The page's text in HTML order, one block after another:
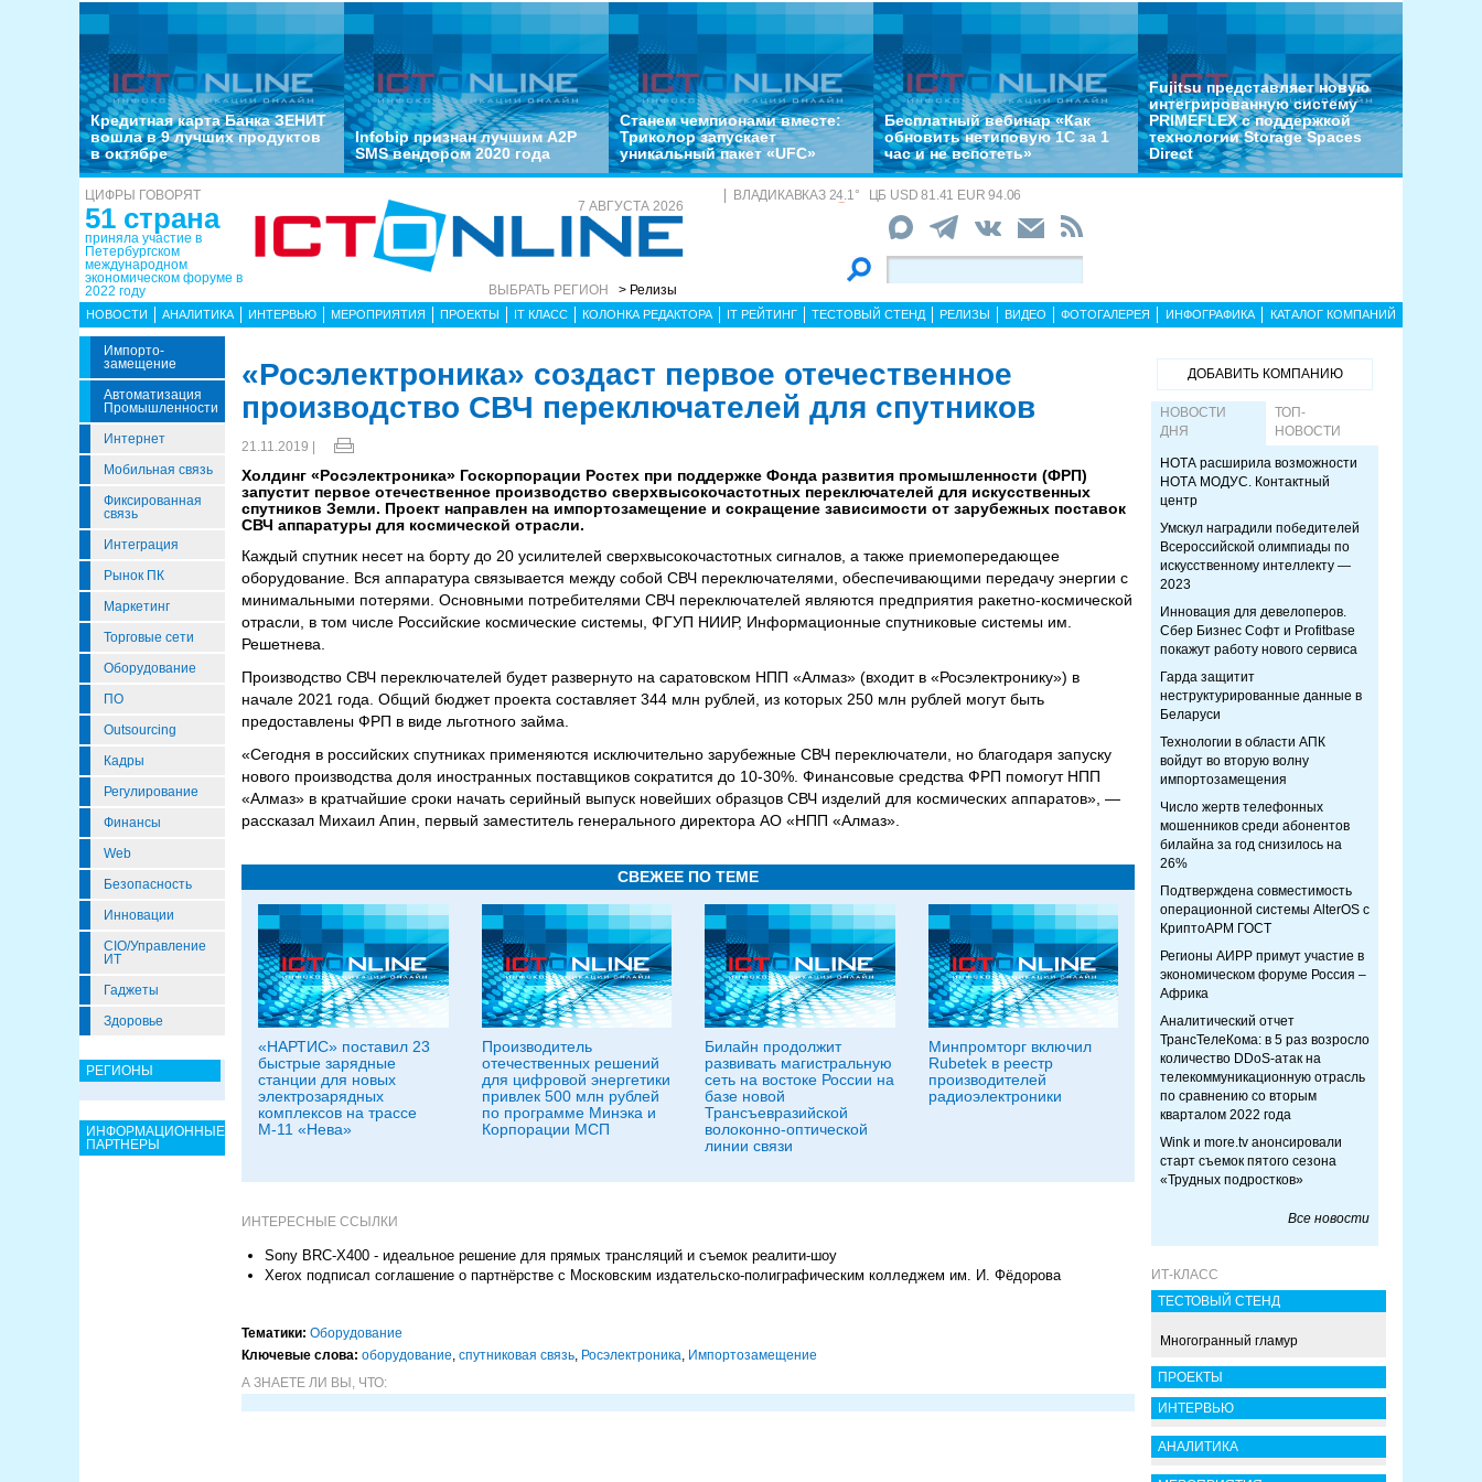
Кредитная карта Банка ЗЕНИТ
вошла в 9 лучших продуктов
в октябре
Infobip признан лучшим A2P
SMS вендором 2020 года
Станем чемпионами вместе:
Триколор запускает
уникальный пакет «UFC»
Бесплатный вебинар «Как
обновить нетиповую 1С за 1
час и не вспотеть»
Fujitsu представляет новую
интегрированную систему
PRIMEFLEX с поддержкой
технологии Storage Spaces
Direct
ЦИФРЫ ГОВОРЯТ
51 страна
приняла участие в
Петербургском
международном
экономическом форуме в
2022 году
7 АВГУСТА 2026
ВЫБРАТЬ РЕГИОН > Релизы
ВЛАДИКАВКАЗ 24.1° ЦБ USD 81.41 EUR 94.06
НОВОСТИ АНАЛИТИКА ИНТЕРВЬЮ МЕРОПРИЯТИЯ ПРОЕКТЫ IT КЛАСС КОЛОНКА РЕДАКТОРА IT РЕЙТИНГ ТЕСТОВЫЙ СТЕНД РЕЛИЗЫ ВИДЕО ФОТОГАЛЕРЕЯ ИНФОГРАФИКА КАТАЛОГ КОМПАНИЙ
Импорто­
Замещение
Автоматизация
Промышленности
Интернет
Мобильная связь
Фиксированная
связь
Интеграция
Рынок ПК
Маркетинг
Торговые сети
Оборудование
ПО
Outsourcing
Кадры
Регулирование
Финансы
Web
Безопасность
Инновации
CIO/Управление
ИТ
Гаджеты
Здоровье
РЕГИОНЫ
ИНФОРМАЦИОННЫЕ
ПАРТНЕРЫ
«Росэлектроника» создаст первое отечественное
производство СВЧ переключателей для спутников
21.11.2019 |
Холдинг «Росэлектроника» Госкорпорации Ростех при поддержке Фонда развития промышленности (ФРП)
запустит первое отечественное производство сверхвысокочастотных переключателей для искусственных
спутников Земли. Проект направлен на импортозамещение и сокращение зависимости от зарубежных поставок
СВЧ аппаратуры для космической отрасли.
Каждый спутник несет на борту до 20 усилителей сверхвысокочастотных сигналов, а также приемопередающее
оборудование. Вся аппаратура связывается между собой СВЧ переключателями, обеспечивающими передачу энергии с
минимальными потерями. Основными потребителями СВЧ переключателей являются предприятия ракетно-космической
отрасли, в том числе Российские космические системы, ФГУП НИИР, Информационные спутниковые системы им.
Решетнева.
Производство СВЧ переключателей будет развернуто на саратовском НПП «Алмаз» (входит в «Росэлектронику») в
начале 2021 года. Общий бюджет проекта составляет 344 млн рублей, из которых 250 млн рублей могут быть
предоставлены ФРП в виде льготного займа.
«Сегодня в российских спутниках применяются исключительно зарубежные СВЧ переключатели, но благодаря запуску
нового производства доля иностранных поставщиков сократится до 10-30%. Финансовые средства ФРП помогут НПП
«Алмаз» в кратчайшие сроки начать серийный выпуск новейших образцов СВЧ изделий для космических аппаратов», —
рассказал Михаил Апин, первый заместитель генерального директора АО «НПП «Алмаз».
СВЕЖЕЕ ПО ТЕМЕ
«НАРТИС» поставил 23
быстрые зарядные
станции для новых
электрозарядных
комплексов на трассе
М-11 «Нева»
Производитель
отечественных решений
для цифровой энергетики
привлек 500 млн рублей
по программе Минэка и
Корпорации МСП
Билайн продолжит
развивать магистральную
сеть на востоке России на
базе новой
Трансъевразийской
волоконно-оптической
линии связи
Минпромторг включил
Rubetek в реестр
производителей
радиоэлектроники
ИНТЕРЕСНЫЕ ССЫЛКИ
Sony BRC-X400 - идеальное решение для прямых трансляций и съемок реалити-шоу
Xerox подписал соглашение о партнёрстве с Московским издательско-полиграфическим колледжем им. И. Фёдорова
Тематики: Оборудование
Ключевые слова: оборудование, спутниковая связь, Росэлектроника, Импорто­замещение
А ЗНАЕТЕ ЛИ ВЫ, ЧТО:
ДОБАВИТЬ КОМПАНИЮ
НОВОСТИ
ДНЯ
ТОП-
НОВОСТИ
НОТА расширила возможности
НОТА МОДУС. Контактный
центр
Умскул наградили победителей
Всероссийской олимпиады по
искусственному интеллекту —
2023
Инновация для девелоперов.
Сбер Бизнес Софт и Profitbase
покажут работу нового сервиса
Гарда защитит
неструктурированные данные в
Беларуси
Технологии в области АПК
войдут во вторую волну
импортозамещения
Число жертв телефонных
мошенников среди абонентов
билайна за год снизилось на
26%
Подтверждена совместимость
операционной системы AlterOS с
КриптоАРМ ГОСТ
Регионы АИРР примут участие в
экономическом форуме Россия –
Африка
Аналитический отчет
ТрансТелеКома: в 5 раз возросло
количество DDoS-атак на
телекоммуникационную отрасль
по сравнению со вторым
кварталом 2022 года
Wink и more.tv анонсировали
старт съемок пятого сезона
«Трудных подростков»
Все новости
ИТ-КЛАСС
ТЕСТОВЫЙ СТЕНД
Многогранный гламур
ПРОЕКТЫ
ИНТЕРВЬЮ
АНАЛИТИКА